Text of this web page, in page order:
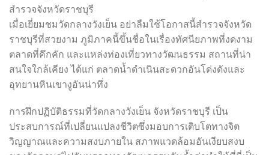
สำรวจจังหวัดราชบุรี
เมื่อเยี่ยมชมวัดกลางวังเย็น อย่าลืมใช้โอกาสนี้สำรวจจังหวัด
ราชบุรีที่สวยงาม ภูมิภาคนี้ขึ้นชื่อในเรื่องทัศนียภาพที่งดงาม
ตลาดที่คึกคัก และแหล่งท่องเที่ยวทางวัฒนธรรม สถานที่น่า
สนใจใกล้เคียง ได้แก่ ตลาดน้ำดำเนินสะดวกอันโด่งดังและ
อุทยานหินเขางูอันน่าทึ่ง
การฝึกปฏิบัติธรรมที่วัดกลางวังเย็น จังหวัดราชบุรี เป็น
ประสบการณ์ที่เปลี่ยนแปลงชีวิตซึ่งมอบการเติบโตทางจิต
วิญญาณและความสงบภายใน สภาพแวดล้อมอันเงียบสงบ